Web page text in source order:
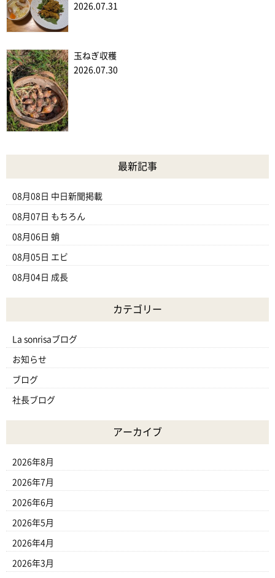
2026.07.31
玉ねぎ収穫
2026.07.30
最新記事
08月08日 中日新聞掲載
08月07日 もちろん
08月06日 蛸
08月05日 エビ
08月04日 成長
カテゴリー
La sonrisaブログ
お知らせ
ブログ
社長ブログ
アーカイブ
2026年8月
2026年7月
2026年6月
2026年5月
2026年4月
2026年3月